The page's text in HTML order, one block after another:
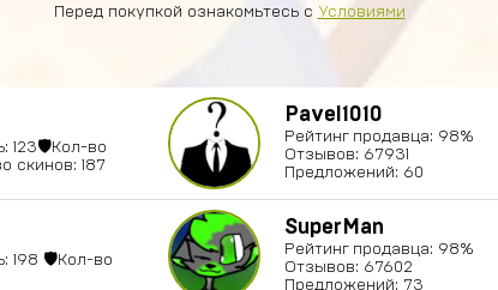
Перед покупкой ознакомьтесь с Условиями
123🛡Кол-во
скинов: 187
Pavel1010
Рейтинг продавца: 98%
Отзывов: 67931
Предложений: 60
198 🛡Кол-во
SuperMan
Рейтинг продавца: 98%
Отзывов: 67602
Предложений: 73